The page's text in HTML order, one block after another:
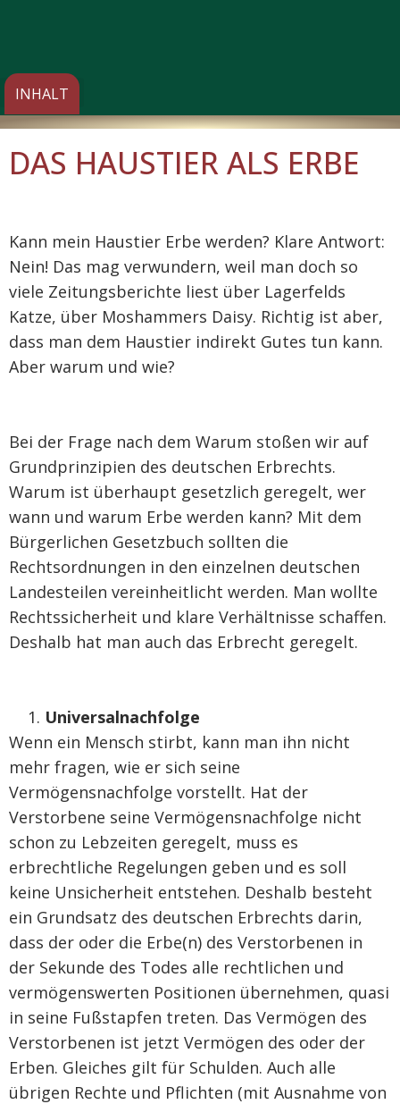
DAS HAUSTIER ALS ERBE
Kann mein Haustier Erbe werden? Klare Antwort:
Nein! Das mag verwundern, weil man doch so
viele Zeitungsberichte liest über Lagerfelds
Katze, über Moshammers Daisy. Richtig ist aber,
dass man dem Haustier indirekt Gutes tun kann.
Aber warum und wie?
Bei der Frage nach dem Warum stoßen wir auf
Grundprinzipien des deutschen Erbrechts.
Warum ist überhaupt gesetzlich geregelt, wer
wann und warum Erbe werden kann? Mit dem
Bürgerlichen Gesetzbuch sollten die
Rechtsordnungen in den einzelnen deutschen
Landesteilen vereinheitlicht werden. Man wollte
Rechtssicherheit und klare Verhältnisse schaffen.
Deshalb hat man auch das Erbrecht geregelt.
Universalnachfolge
Wenn ein Mensch stirbt, kann man ihn nicht
mehr fragen, wie er sich seine
Vermögensnachfolge vorstellt. Hat der
Verstorbene seine Vermögensnachfolge nicht
schon zu Lebzeiten geregelt, muss es
erbrechtliche Regelungen geben und es soll
keine Unsicherheit entstehen. Deshalb besteht
ein Grundsatz des deutschen Erbrechts darin,
dass der oder die Erbe(n) des Verstorbenen in
der Sekunde des Todes alle rechtlichen und
vermögenswerten Positionen übernehmen, quasi
in seine Fußstapfen treten. Das Vermögen des
Verstorbenen ist jetzt Vermögen des oder der
Erben. Gleiches gilt für Schulden. Auch alle
übrigen Rechte und Pflichten (mit Ausnahme von